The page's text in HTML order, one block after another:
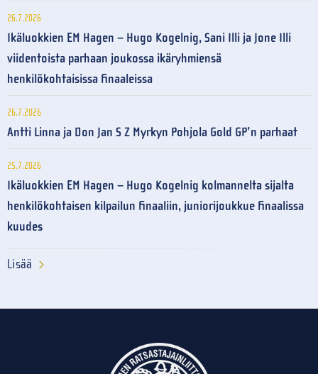
26.7.2026
Ikäluokkien EM Hagen – Hugo Kogelnig, Sani Illi ja Jone Illi
viidentoista parhaan joukossa ikäryhmiensä
henkilökohtaisissa finaaleissa
26.7.2026
Antti Linna ja Don Jan S Z Myrkyn Pohjola Gold GP’n parhaat
25.7.2026
Ikäluokkien EM Hagen – Hugo Kogelnig kolmannelta sijalta
henkilökohtaisen kilpailun finaaliin, juniorijoukkue finaalissa
kuudes
Lisää